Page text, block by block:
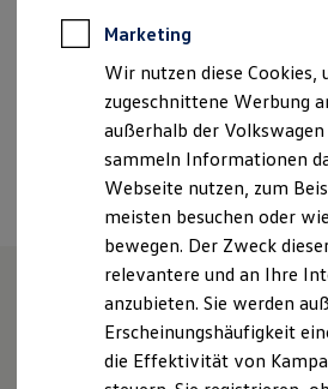
Sommer-Special
Reparatur, Pflege &
Servicetermin
Service-Vorteile bei
Economy Service
Räder & Reifen
Ersatzfahrzeuge
Notdienst und
Software, Konnektivität &
California App
VW Connect für Ihren
VW Connect für
VW Connect für
VW Connect für
Connect Pro
Fleet Interface Data
+49 3578 34340
Termin
Willkommen in
Autohaus.
Marketing
Wir nutzen diese
zugeschnittene Werbung
außerhalb der
sammeln Informationen
Webseite nutzen, zum
meisten besuchen oder
bewegen. Der Zweck
relevantere und an Ihre
anzubieten. Sie werden
Erscheinungshäufigkeit
die Effektivität von